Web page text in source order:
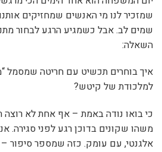
שמזכיר לנו מי האנשים שמחזיקים
שמים לב. אבל כשמגיע הרגע לבחור
השאלה:
איך בוחרים תכשיט עם חריטה שמסמל
למלכודת של קיטש?
כי בואו נודה באמת – אף אחת לא
משהו שקונים בדוכן רגע לפני סגירה.
אלגנטי, עם עומק. כזה שמספר סיפור –